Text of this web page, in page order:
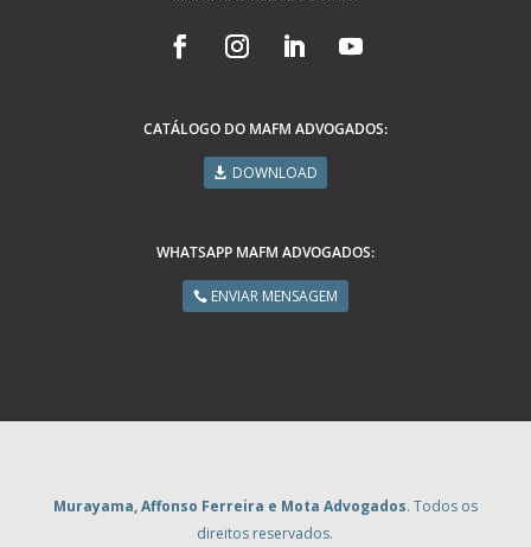
CATÁLOGO DO MAFM ADVOGADOS:
DOWNLOAD
WHATSAPP MAFM ADVOGADOS:
ENVIAR MENSAGEM
Murayama, Affonso Ferreira e Mota Advogados. Todos os
direitos reservados.